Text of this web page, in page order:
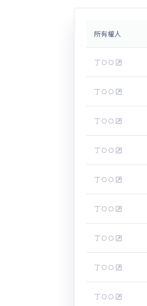
所有權人
丁ＯＯ
丁ＯＯ
丁ＯＯ
丁ＯＯ
丁ＯＯ
丁ＯＯ
丁ＯＯ
丁ＯＯ
丁ＯＯ